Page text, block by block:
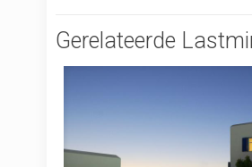
Gerelateerde